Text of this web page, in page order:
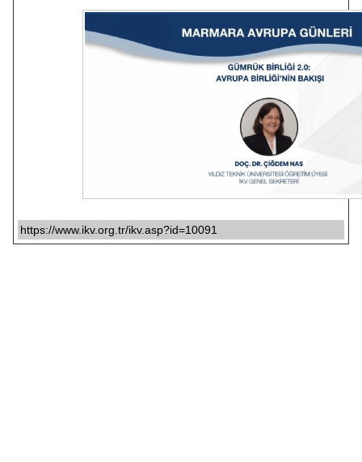
https://www.ikv.org.tr/ikv.asp?id=10091